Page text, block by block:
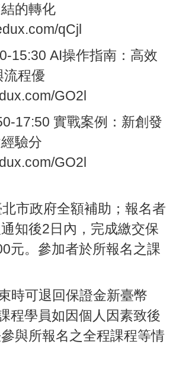
的轉化
qCjl
15:30 AI操作指南： 高效
流程優
GO2l
17:50 實戰案例： 新創發
驗分
GO2l
市政府全額補助；報名者
知後2日內，完成繳交保
元。參加者於所報名之課
時可退回保證金新臺幣
程學員如因個人因素致後
與所報名之全程課程等情